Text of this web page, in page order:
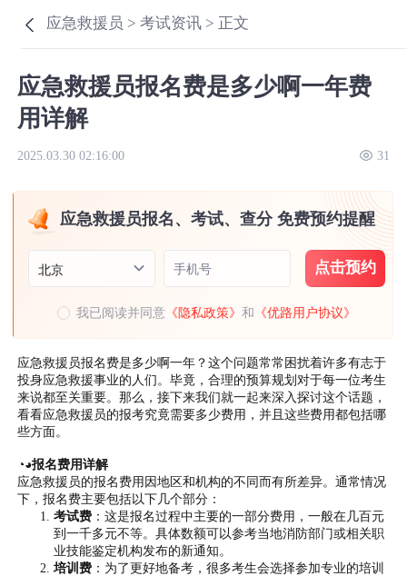
应急救援员 >考试资讯 > 正文
应急救援员报名费是多少啊一年费
用详解
2025.03.30 02:16:00 31
应急救援员报名、考试、查分 免费预约提醒
北京 手机号 点击预约
我已阅读并同意 《隐私政策》和 《优路用户协议》
应急救援员报名费是多少啊一年？这个问题常常困扰着许多有志于
投身应急救援事业的人们。毕竟，合理的预算规划对于每一位考生
来说都至关重要。那么，接下来我们就一起来深入探讨这个话题，
看看应急救援员的报考究竟需要多少费用，并且这些费用都包括哪
些方面。
◔◕报名费用详解
应急救援员的报名费用因地区和机构的不同而有所差异。通常情况
下，报名费主要包括以下几个部分：
考试费 ：这是报名过程中主要的一部分费用，一般在几百元
到一千多元不等。具体数额可以参考当地消防部门或相关职
业技能鉴定机构发布的新通知。
培训费 ：为了更好地备考，很多考生会选择参加专业的培训